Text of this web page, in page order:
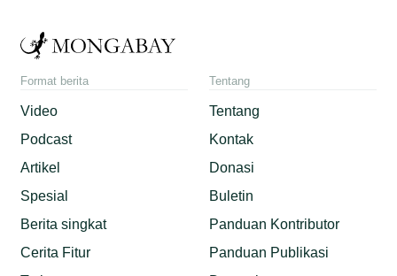
Format berita
Video
Podcast
Artikel
Spesial
Berita singkat
Cerita Fitur
Tentang
Tentang
Kontak
Donasi
Buletin
Panduan Kontributor
Panduan Publikasi